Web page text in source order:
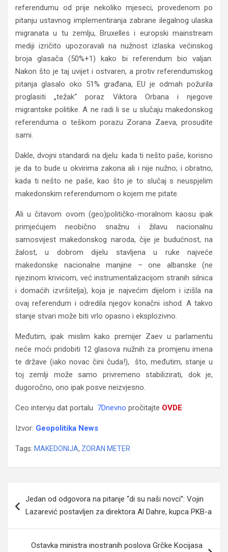
referendumu od prije nekoliko mjeseci, provedenom po
pitanju ustavnog implementiranja zabrane ilegalnog ulaska
migranata u tu zemlju, Bruxelles i europski mainstream
mediji izričito upozoravali na nužnost izlaska većinskog
broja glasača (50%+1) kako bi referendum bio valjan.
Nakon što je taj uvijet i ostvaren, a protiv referendumskog
pitanja glasalo oko 51% građana, EU je odmah požurila
proglasiti „težak“ poraz Viktora Orbana i njegove
migrantske politike. A ne radi li se u slučaju makedonskog
referenduma o teškom porazu Zorana Zaeva, prosudite
sami.
Dakle, dvojni standardi na djelu: kada ti nešto paše, korisno
je da to bude u okvirima zakona ali i nije nužno; i obratno,
kada ti nešto ne paše, kao što je to slučaj s neuspjelim
makedonskim referendumom o kojem me pitate.
Ali u čitavom ovom (geo)političko-moralnom kaosu ipak
primjećujem neobično snažnu i žilavu nacionalnu
samosvijest makedonskog naroda, čije je budućnost, na
žalost, u dobrom dijelu stavljena u ruke najveće
makedonske nacionalne manjine – one albanske (ne
njezinom krivicom, već instrumentalizacijom stranih silnica
i domaćih izvršitelja), koja je najvećim dijelom i izišla na
ovaj referendum i odredila njegov konačni ishod. A takvo
stanje stvari može biti vrlo opasno i eksplozivno.
Međutim, ipak mislim kako premijer Zaev u parlamentu
neće moći pridobiti 12 glasova nužnih za promjenu imena
te države (iako novac čini čuda!), što, međutim, stanje u
toj zemlji može samo privremeno stabilizirati, dok je,
dugoročno, ono ipak posve neizvjesno.
Ceo intervju dat portalu 7Dnevno pročitajte OVDE
Izvor: Geopolitika News
Tags: MAKEDONIJA, ZORAN METER
članaka
Jedan od odgovora na pitanje “di su naši novci”: Vojin
Lazarević postavljen za direktora Al Dahre, kupca PKB-a
Ostavka ministra inostranih poslova Grčke Kocijasa